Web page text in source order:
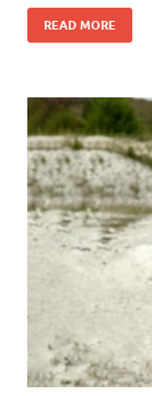
READ MORE